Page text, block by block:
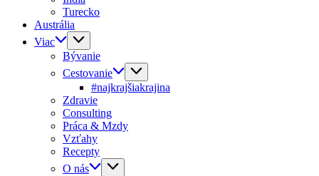
Turecko
Austrália
Viac
Bývanie
Cestovanie
#najkrajšiakrajina
Zdravie
Consulting
Práca & Mzdy
Vzťahy
Recepty
O nás